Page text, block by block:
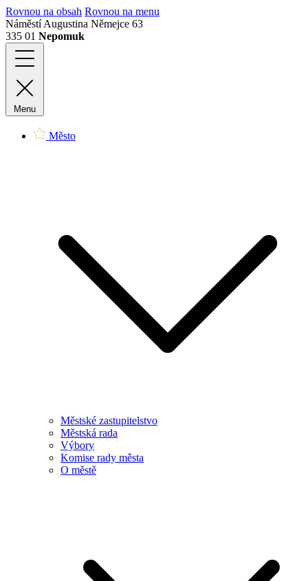
Rovnou na obsah Rovnou na menu
Náměstí Augustina Němejce 63
335 01 Nepomuk
Menu
Město
Městské zastupitelstvo
Městská rada
Výbory
Komise rady města
O městě